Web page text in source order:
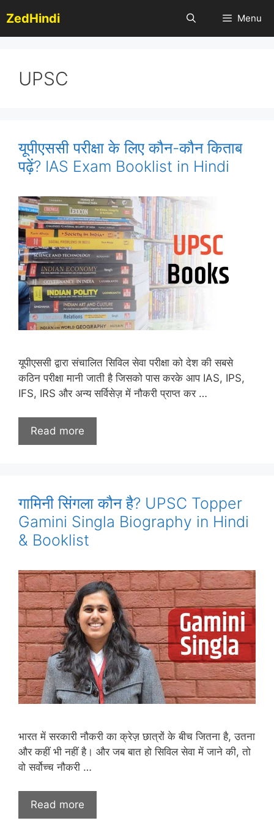
to
content
ZedHindi Menu
UPSC
यूपीएससी परीक्षा के लिए कौन-कौन किताब
पढ़ें? IAS Exam Booklist in Hindi
यूपीएससी द्वारा संचालित सिविल सेवा परीक्षा को देश की सबसे
कठिन परीक्षा मानी जाती है जिसको पास करके आप IAS, IPS,
IFS, IRS और अन्य सर्विसेज़ में नौकरी प्राप्त कर …
Read more
गामिनी सिंगला कौन है? UPSC Topper
Gamini Singla Biography in Hindi
& Booklist
भारत में सरकारी नौकरी का क्रेज़ छात्रों के बीच जितना है, उतना
और कहीं भी नहीं है। और जब बात हो सिविल सेवा में जाने की, तो
वो सर्वोच्च नौकरी …
Read more